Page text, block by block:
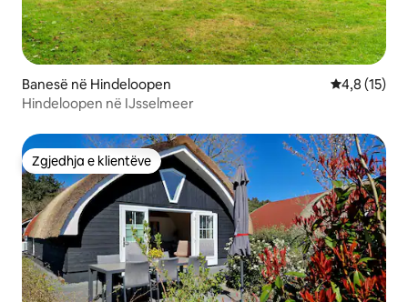
Banesë në Hindeloopen Vlerësimi
4,8 (15)
Hindeloopen në IJsselmeer
Zgjedhja e klientëve
Zgjedhja e klientëve